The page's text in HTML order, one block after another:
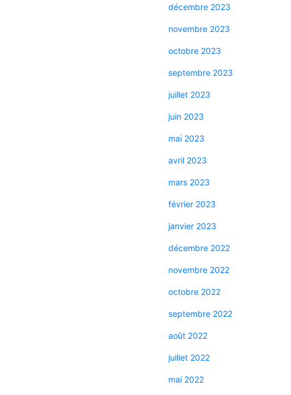
décembre 2023
novembre 2023
octobre 2023
septembre 2023
juillet 2023
juin 2023
mai 2023
avril 2023
mars 2023
février 2023
janvier 2023
décembre 2022
novembre 2022
octobre 2022
septembre 2022
août 2022
juillet 2022
mai 2022